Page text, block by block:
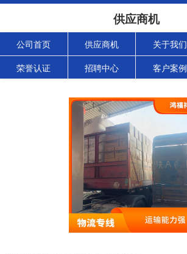
供应商机
公司首页 供应商机 关于我们
荣誉认证 招聘中心 客户案例